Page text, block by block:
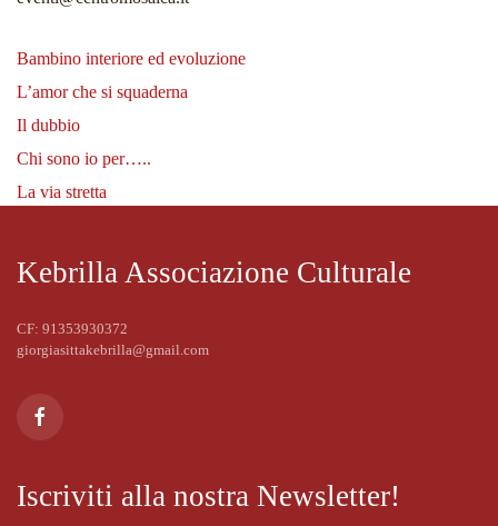
Bambino interiore ed evoluzione
L’amor che si squaderna
Il dubbio
Chi sono io per…..
La via stretta
Kebrilla Associazione Culturale
CF: 91353930372
giorgiasittakebrilla@gmail.com
Iscriviti alla nostra Newsletter!